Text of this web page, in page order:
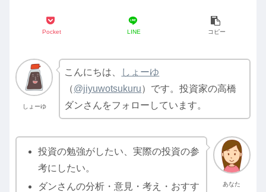
Pocket LINE コピー
しょーゆ
こんにちは、
しょーゆ
（@jiyuwotsukuru）です。投資家の高橋
ダンさんをフォローしています。
あなた
投資の勉強がしたい、実際の投資の参
考にしたい。
ダンさんの分析・意見・考え・おすす